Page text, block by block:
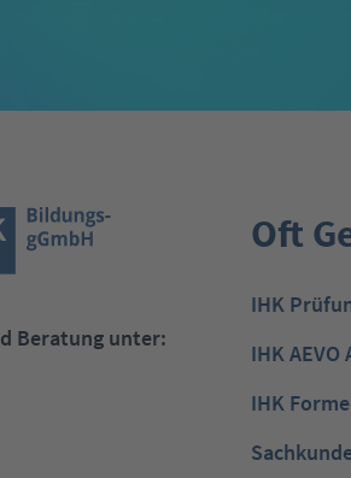
Beratung unter:
Oft
IHK
IHK AEVO
IHK